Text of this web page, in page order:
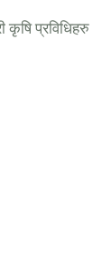
कृषि प्रविधिहरु